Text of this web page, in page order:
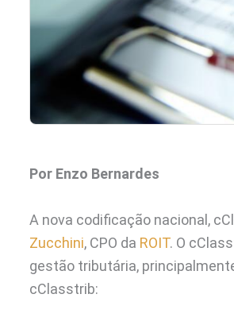
Por Enzo Bernardes
A nova codificação nacional,
Zucchini, CPO da ROIT. O
gestão tributária,
cClasstrib: